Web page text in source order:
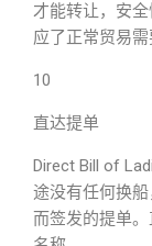
才能转让，安
应了正常贸易
10
直达提单
Direct Bill of
途没有任何换
而签发的提单